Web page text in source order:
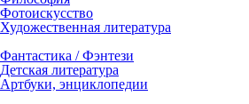
Фотоискусство
Художественная литература
Фантастика / Фэнтези
Детская литература
Артбуки, энциклопедии